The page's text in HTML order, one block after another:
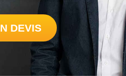
DEVIS